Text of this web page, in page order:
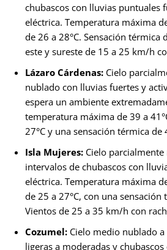
chubascos con lluvias puntuales
eléctrica. Temperatura máxima
de 26 a 28°C. Sensación térmica
este y sureste de 15 a 25 km/h
Lázaro Cárdenas: Cielo
nublado con lluvias fuertes y
espera un ambiente
temperatura máxima de 39 a
27°C y una sensación térmica de
Isla Mujeres: Cielo
intervalos de chubascos con
eléctrica. Temperatura máxima
de 25 a 27°C, con una sensación
Vientos de 25 a 35 km/h con
Cozumel: Cielo medio nublado
ligeras a moderadas y chubascos